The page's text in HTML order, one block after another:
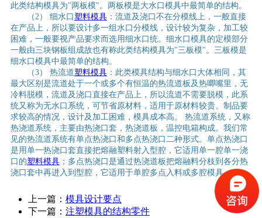
此类结构模具为"两板模"。两板模是大水口模具中最简单的结构。
（2） 细水口 塑料模具 ：流道及浇口不在分模线上，一般直接
在产品上，所以要设计多一组水口分模线，设计较为复杂，加工较
困难，一般要视产品要求而选用细水口统。细水口模具的定模部分
一般由三块钢板组成故也有称此类结构模具为"三板模"。三板模是
细水口模具中最简单的结构。
（3） 热流道塑料模具 ：此类模具结构与细水口大体相同，其
最大区别是流道处于一个或多个有恒温的热流道板及热唧嘴里，无
冷料脱模，流道及浇口直接在产品上，所以流道不需要脱模，此系
统又称为无水口系统，可节省原材料，适用于原材料较贵、制品要
求较高的情况，设计及加工困难，模具成本高。 热流道系统，又称
热浇道系统，主要由热浇口套，热浇道板，温控电箱构成。我们常
见的热流道系统有单点热浇口和多点热浇口二种形式。单点热浇口
是用单一热浇口套直接把熔融塑料射入型腔，它适用单一腔单一浇
口的塑料模具 ；多点热浇口是通过热浇道板把熔融料分枝到各分热
浇口套中再进入到型腔，它适用于单腔多点入料或多腔模具。
上一篇： 模具设计要点
下一篇： 注塑模具的结构零件